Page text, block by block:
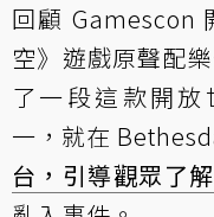
回顧 Gamescon
空》遊戲原聲配
了一段這款開放
一，就在
台，引導觀眾了